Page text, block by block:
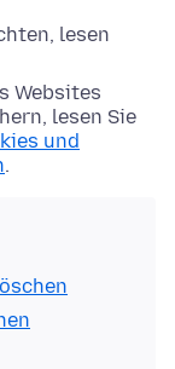
lesen
Websites
lesen Sie
und
.